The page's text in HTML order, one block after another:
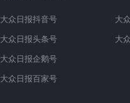
大众日报抖音号
大众日报头条号
大众日报企鹅号
大众日报百家号
大
大